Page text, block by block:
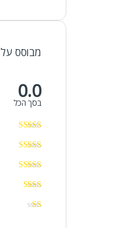
מבוסס על 0 ביקורות
0.0
בסך הכל